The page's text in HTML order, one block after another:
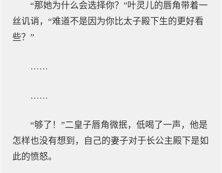
“那她为什么会选择你？”叶灵儿的唇角带着一
丝讥诮，“难道不是因为你比太子殿下生的更好看
些？”
……
……
“够了！”二皇子唇角微抿，低喝了一声，他是
怎样也没有想到，自己的妻子对于长公主殿下是如
此的愤怒。